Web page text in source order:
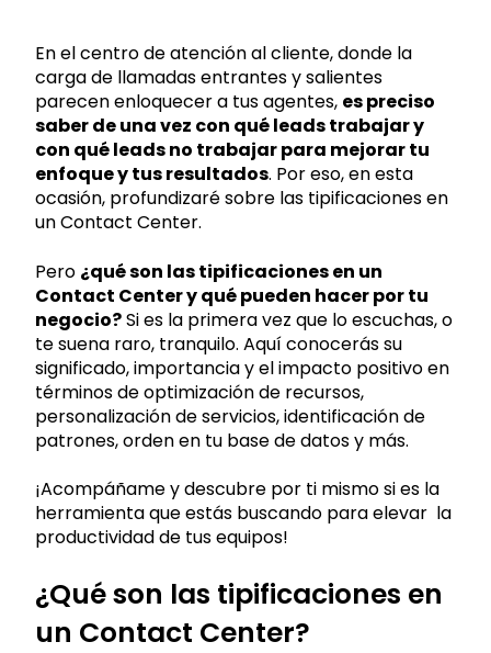
En el centro de atención al cliente, donde la
carga de llamadas entrantes y salientes
parecen enloquecer a tus agentes, es preciso
saber de una vez con qué leads trabajar y
con qué leads no trabajar para mejorar tu
enfoque y tus resultados. Por eso, en esta
ocasión, profundizaré sobre las tipificaciones en
un Contact Center.
Pero ¿qué son las tipificaciones en un
Contact Center y qué pueden hacer por tu
negocio?Si es la primera vez que lo escuchas, o
te suena raro, tranquilo. Aquí conocerás su
significado, importancia y el impacto positivo en
términos de optimización de recursos,
personalización de servicios, identificación de
patrones, orden en tu base de datos y más.
¡Acompáñame y descubre por ti mismo si es la
herramienta que estás buscando para elevar la
productividad de tus equipos!
¿Qué son las tipificaciones en
un Contact Center?